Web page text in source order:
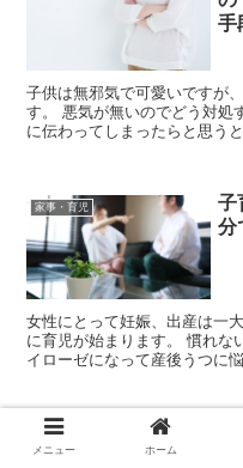
手
子供は無邪気で可愛いですが、 中にはマナーを守れない子も
す。 悪気が無いのでどう対処すれば良いのか分からない、 相手の親
に伝わってしまったらと思うと注意し
家事・育児
子
分
女性にとって妊娠、出産は一大イベント
に育児が始まります。 慣れない育児ストレスでイライラしたり、 ノ
イローゼになって産後うつに悩まされた
スポ
メニュー ホーム